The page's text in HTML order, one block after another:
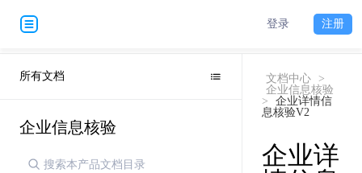
登录 注册
所有文档
企业信息核验
文档中心
>
企业信息核验
>
企业详情信
息核验V2
企业详